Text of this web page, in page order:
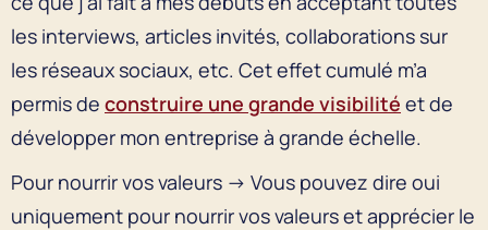
les interviews, articles invités, collaborations sur
les réseaux sociaux, etc. Cet effet cumulé m’a
permis de construire une grande visibilité et de
développer mon entreprise à grande échelle.
Pour nourrir vos valeurs → Vous pouvez dire oui
uniquement pour nourrir vos valeurs et apprécier le